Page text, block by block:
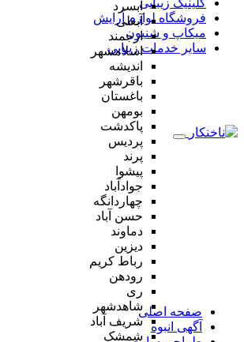
کلینیک زیبایی
فروشگاه لوازم آرایش
میکاپ و شنیون
سایر خدمات زیبایی
آبسرد
آبعلی
ارجمند
اسلامشهر
اندیشه
باقرشهر
باغستان
بومهن
پاکدشت
پردیس
پرند
پیشوا
جوادآباد
چهاردانگه
حسن آباد
دماوند
دیزین
رباط کریم
رودهن
ری
شاهدشهر
شریف آباد
شمشک
صفحه اصلی
آگهی انبوه